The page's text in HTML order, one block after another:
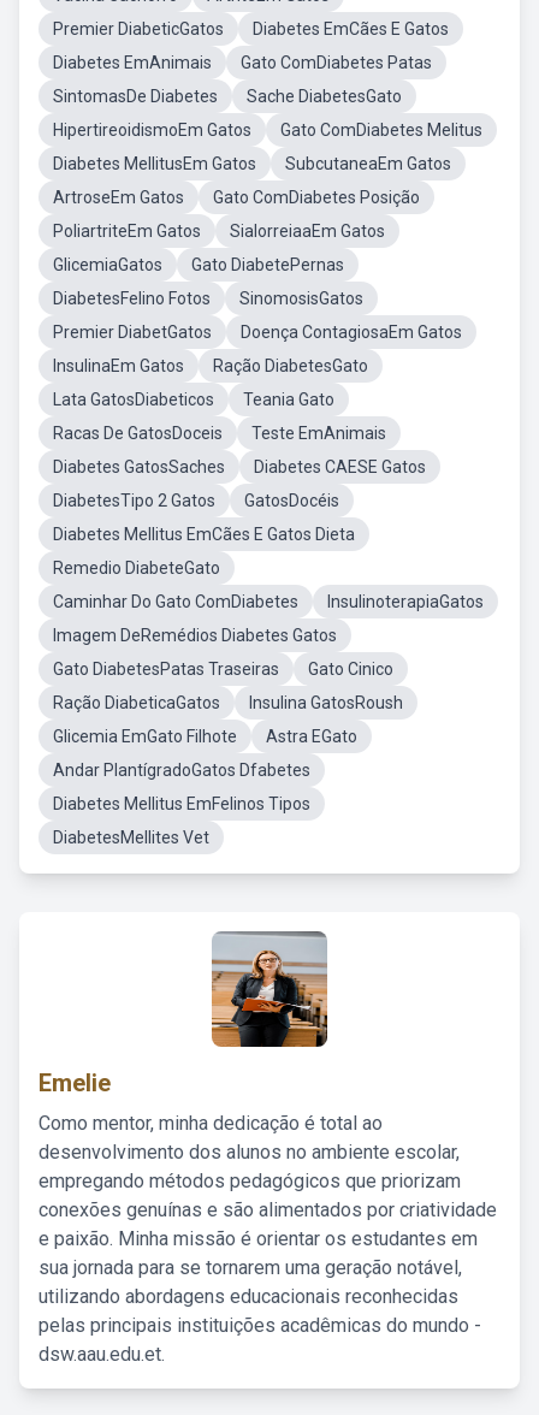
Premier DiabeticGatos
Diabetes EmCães E Gatos
Diabetes EmAnimais
Gato ComDiabetes Patas
SintomasDe Diabetes
Sache DiabetesGato
HipertireoidismoEm Gatos
Gato ComDiabetes Melitus
Diabetes MellitusEm Gatos
SubcutaneaEm Gatos
ArtroseEm Gatos
Gato ComDiabetes Posição
PoliartriteEm Gatos
SialorreiaaEm Gatos
GlicemiaGatos
Gato DiabetePernas
DiabetesFelino Fotos
SinomosisGatos
Premier DiabetGatos
Doença ContagiosaEm Gatos
InsulinaEm Gatos
Ração DiabetesGato
Lata GatosDiabeticos
Teania Gato
Racas De GatosDoceis
Teste EmAnimais
Diabetes GatosSaches
Diabetes CAESE Gatos
DiabetesTipo 2 Gatos
GatosDocéis
Diabetes Mellitus EmCães E Gatos Dieta
Remedio DiabeteGato
Caminhar Do Gato ComDiabetes
InsulinoterapiaGatos
Imagem DeRemédios Diabetes Gatos
Gato DiabetesPatas Traseiras
Gato Cinico
Ração DiabeticaGatos
Insulina GatosRoush
Glicemia EmGato Filhote
Astra EGato
Andar PlantígradoGatos Dfabetes
Diabetes Mellitus EmFelinos Tipos
DiabetesMellites Vet
Emelie
Como mentor, minha dedicação é total ao
desenvolvimento dos alunos no ambiente escolar,
empregando métodos pedagógicos que priorizam
conexões genuínas e são alimentados por criatividade
e paixão. Minha missão é orientar os estudantes em
sua jornada para se tornarem uma geração notável,
utilizando abordagens educacionais reconhecidas
pelas principais instituições acadêmicas do mundo -
dsw.aau.edu.et.